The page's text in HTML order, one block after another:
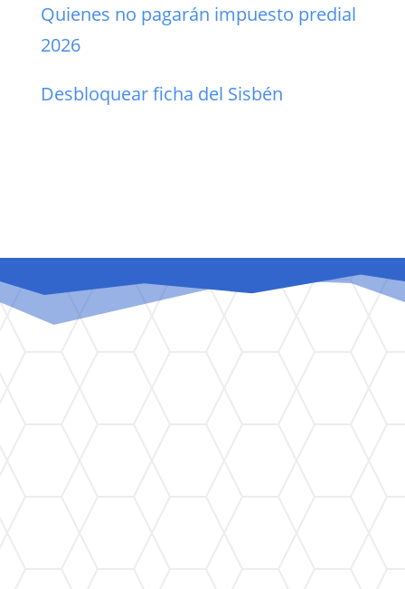
Quienes no pagarán impuesto predial
2026
Desbloquear ficha del Sisbén